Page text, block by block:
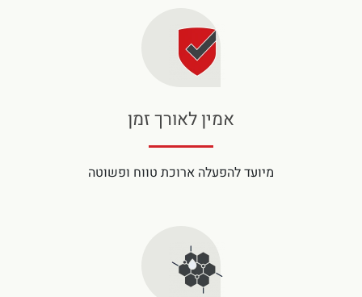
אמין לאורך זמן
מיועד להפעלה ארוכת טווח ופשוטה